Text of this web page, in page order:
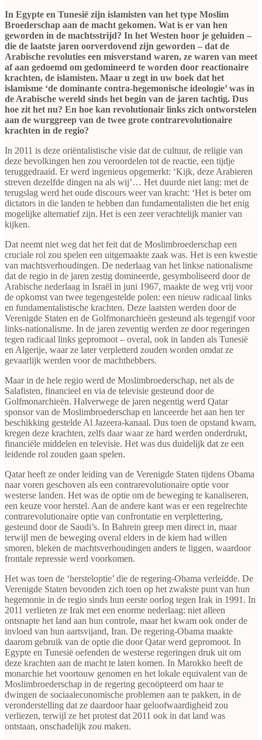
In Egypte en Tunesië zijn islamisten van het type Moslim
Broederschap aan de macht gekomen. Wat is er van hen
geworden in de machtsstrijd? In het Westen hoor je geluiden –
die de laatste jaren oorverdovend zijn geworden – dat de
Arabische revoluties een misverstand waren, ze waren van meet
af aan gedoemd om gedomineerd te worden door reactionaire
krachten, de islamisten. Maar u zegt in uw boek dat het
islamisme ‘de dominante contra-hegemonische ideologie’ was in
de Arabische wereld sinds het begin van de jaren tachtig. Dus
hoe zit het nu? En hoe kan revolutionair links zich ontworstelen
aan de wurggreep van de twee grote contrarevolutionaire
krachten in de regio?
In 2011 is deze oriëntalistische visie dat de cultuur, de religie van
deze bevolkingen hen zou veroordelen tot de reactie, een tijdje
teruggedraaid. Er werd ingenieus opgemerkt: ‘Kijk, deze Arabieren
streven dezelfde dingen na als wij’… Het duurde niet lang: met de
terugslag werd het oude discours weer van kracht: ‘Het is beter om
dictators in die landen te hebben dan fundamentalisten die het enig
mogelijke alternatief zijn. Het is een zeer verachtelijk manier van
kijken.
Dat neemt niet weg dat het feit dat de Moslimbroederschap een
cruciale rol zou spelen een uitgemaakte zaak was. Het is een kwestie
van machtsverhoudingen. De nederlaag van het linkse nationalisme
dat de regio in de jaren zestig domineerde, gesymboliseerd door de
Arabische nederlaag in Israël in juni 1967, maakte de weg vrij voor
de opkomst van twee tegengestelde polen: een nieuw radicaal links
en fundamentalistische krachten. Deze laatsten werden door de
Verenigde Staten en de Golfmonarchieën gesteund als tegengif voor
links-nationalisme. In de jaren zeventig werden ze door regeringen
tegen radicaal links gepromoot – overal, ook in landen als Tunesië
en Algerije, waar ze later verpletterd zouden worden omdat ze
gevaarlijk werden voor de machthebbers.
Maar in de hele regio werd de Moslimbroederschap, net als de
Salafisten, financieel en via de televisie gesteund door de
Golfmonarchieën. Halverwege de jaren negentig werd Qatar
sponsor van de Moslimbroederschap en lanceerde het aan hen ter
beschikking gestelde Al Jazeera-kanaal. Dus toen de opstand kwam,
kregen deze krachten, zelfs daar waar ze hard werden onderdrukt,
financiële middelen en televisie. Het was dus duidelijk dat ze een
leidende rol zouden gaan spelen.
Qatar heeft ze onder leiding van de Verenigde Staten tijdens Obama
naar voren geschoven als een contrarevolutionaire optie voor
westerse landen. Het was de optie om de beweging te kanaliseren,
een keuze voor herstel. Aan de andere kant was er een regelrechte
contrarevolutionaire optie van confrontatie en verplettering,
gesteund door de Saudi’s. In Bahrein greep men direct in, maar
terwijl men de beweging overal elders in de kiem had willen
smoren, bleken de machtsverhoudingen anders te liggen, waardoor
frontale repressie werd voorkomen.
Het was toen de ‘hersteloptie’ die de regering-Obama verleidde. De
Verenigde Staten bevonden zich toen op het zwakste punt van hun
hegemonie in de regio sinds hun eerste oorlog tegen Irak in 1991. In
2011 verlieten ze Irak met een enorme nederlaag: niet alleen
ontsnapte het land aan hun controle, maar het kwam ook onder de
invloed van hun aartsvijand, Iran. De regering-Obama maakte
daarom gebruik van de optie die door Qatar werd gepromoot. In
Egypte en Tunesië oefenden de westerse regeringen druk uit om
deze krachten aan de macht te laten komen. In Marokko heeft de
monarchie het voortouw genomen en het lokale equivalent van de
Moslimbroederschap in de regering gecoöpteerd om haar te
dwingen de sociaaleconomische problemen aan te pakken, in de
veronderstelling dat ze daardoor haar geloofwaardigheid zou
verliezen, terwijl ze het protest dat 2011 ook in dat land was
ontstaan, onschadelijk zou maken.